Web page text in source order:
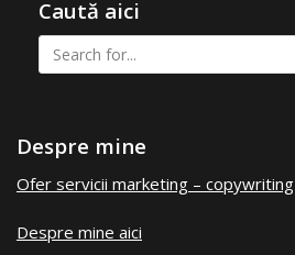
Caută aici
Despre mine
Ofer servicii marketing – copywriting
Despre mine aici